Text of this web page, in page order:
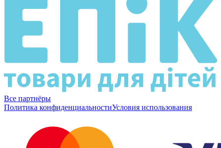
Все партнёры
Политика конфиденциальностиУсловия использования